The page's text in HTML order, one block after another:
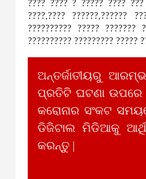
???? ???? ? ????? ???? ???
????,???? ??????,??????
?????????? ?????
?????????? ????????? ?????
ଅନ୍ତର୍ଜାତୀୟରୁ
ପ୍ରତିଟି ଘଟଣା
କରୋନାର ସଂକଟ
ଡିଜିଟାଲ ମିଡିଆକୁ
କରନ୍ତୁ |